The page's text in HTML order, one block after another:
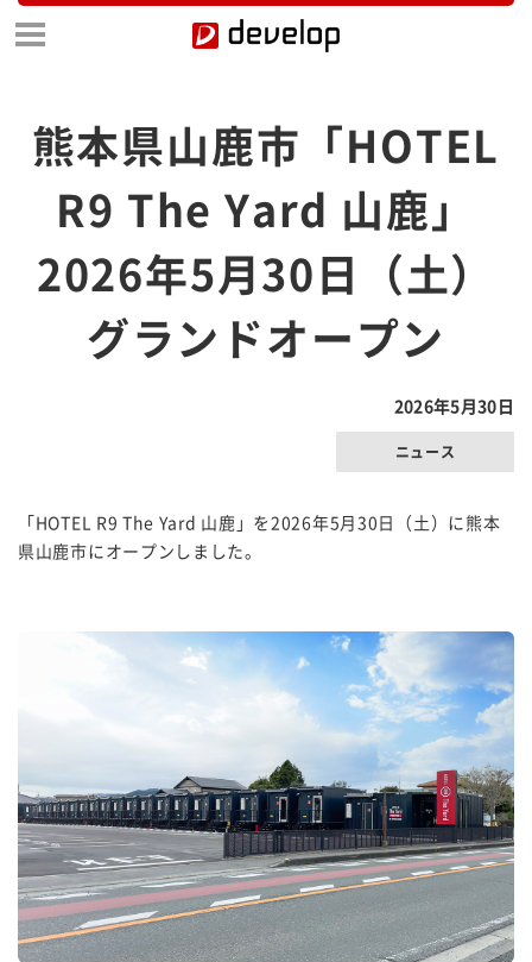
熊本県山鹿市「HOTEL
R9 The Yard 山鹿」
2026年5月30日（土）
グランドオープン
2026年5月30日
ニュース
「HOTEL R9 The Yard 山鹿」を2026年5月30日（土）に熊本
県山鹿市にオープンしました。